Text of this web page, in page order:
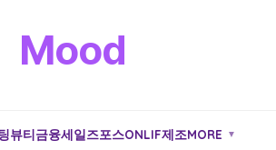
Mood
뷰티금융세일즈포스ONLIF제조MORE ▼